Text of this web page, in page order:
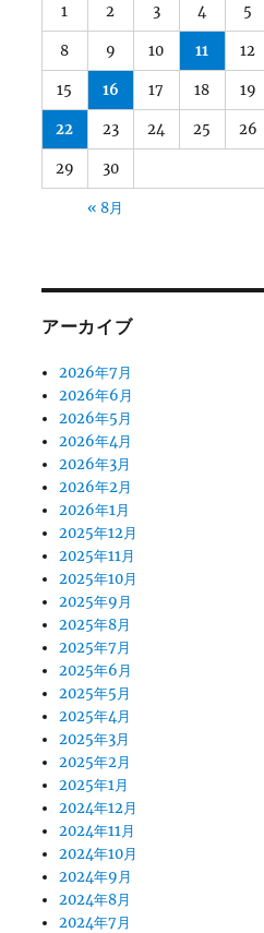
1 2 3 4 5
8 9 10 11 12
15 16 17 18 19
22 23 24 25 26
29 30
« 8月
アーカイブ
2026年7月
2026年6月
2026年5月
2026年4月
2026年3月
2026年2月
2026年1月
2025年12月
2025年11月
2025年10月
2025年9月
2025年8月
2025年7月
2025年6月
2025年5月
2025年4月
2025年3月
2025年2月
2025年1月
2024年12月
2024年11月
2024年10月
2024年9月
2024年8月
2024年7月